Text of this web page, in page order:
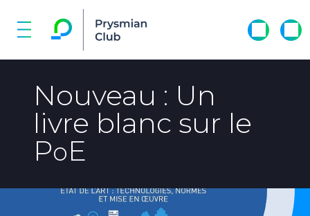
Nouveau : Un
livre blanc sur le
PoE